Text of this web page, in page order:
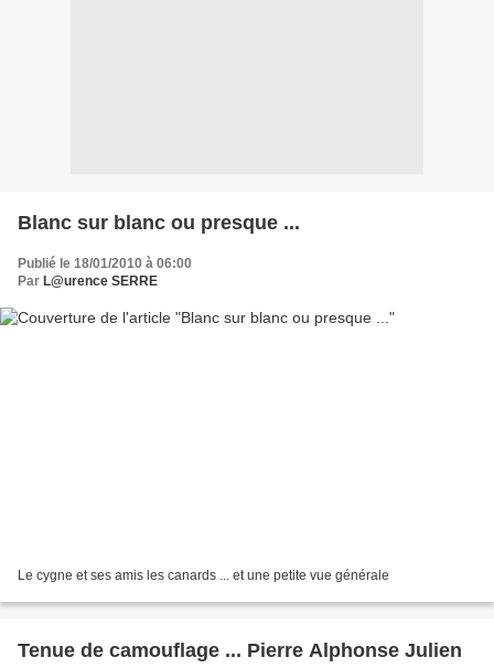
Blanc sur blanc ou presque ...
Publié le 18/01/2010 à 06:00
Par L@urence SERRE
Le cygne et ses amis les canards ... et une petite vue générale
Tenue de camouflage ... Pierre Alphonse Julien